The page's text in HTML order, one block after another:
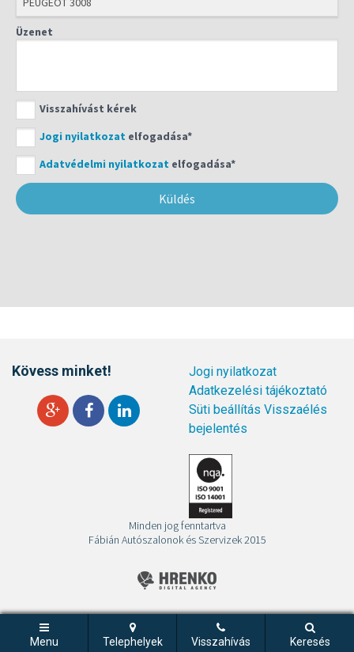
Menu Telephelyek Visszahívás Keresés
Üzenet
Visszahívást kérek
Jogi nyilatkozat elfogadása*
Adatvédelmi nyilatkozat elfogadása*
Kövess minket!
Jogi nyilatkozat
Adatkezelési tájékoztató
Süti beállítás Visszaélés
bejelentés
Minden jog fenntartva
Fábián Autószalonok és Szervizek 2015